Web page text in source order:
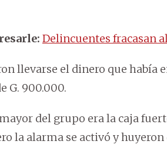
Delincuentes fracasan
llevarse el dinero que había
G. 900.000.
del grupo era la caja
la alarma se activó y